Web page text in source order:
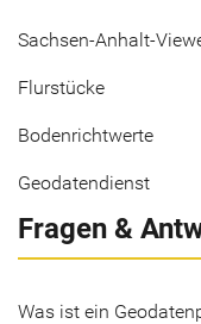
Sachsen-Anhalt-
Flurstücke
Bodenrichtwerte
Geodatendienst
Fragen &
Was ist ein